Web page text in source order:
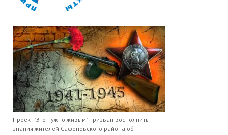
Проект "Это нужно живым" призван восполнить
знания жителей Сафоновского района об